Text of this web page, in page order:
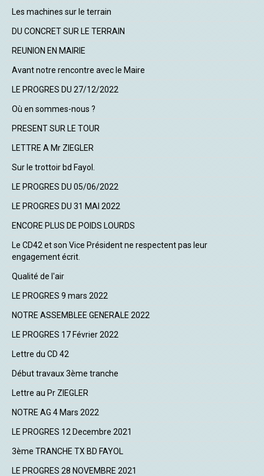
Les machines sur le terrain
DU CONCRET SUR LE TERRAIN
REUNION EN MAIRIE
Avant notre rencontre avec le Maire
LE PROGRES DU 27/12/2022
Où en sommes-nous ?
PRESENT SUR LE TOUR
LETTRE A Mr ZIEGLER
Sur le trottoir bd Fayol.
LE PROGRES DU 05/06/2022
LE PROGRES DU 31 MAI 2022
ENCORE PLUS DE POIDS LOURDS
Le CD42 et son Vice Président ne respectent pas leur
engagement écrit.
Qualité de l'air
LE PROGRES 9 mars 2022
NOTRE ASSEMBLEE GENERALE 2022
LE PROGRES 17 Février 2022
Lettre du CD 42
Début travaux 3ème tranche
Lettre au Pr ZIEGLER
NOTRE AG 4 Mars 2022
LE PROGRES 12 Decembre 2021
3ème TRANCHE TX BD FAYOL
LE PROGRES 28 NOVEMBRE 2021